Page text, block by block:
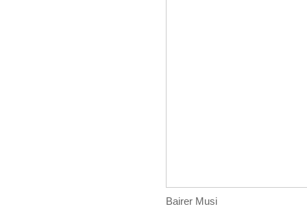
Bairer Musi